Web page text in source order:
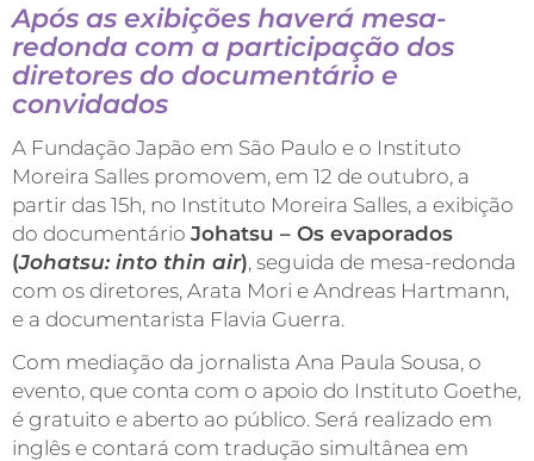
Após as exibições haverá mesa-
redonda com a participação dos
diretores do documentário e
convidados
A Fundação Japão em São Paulo e o Instituto
Moreira Salles promovem, em 12 de outubro, a
partir das 15h, no Instituto Moreira Salles, a exibição
do documentário Johatsu – Os evaporados
(Johatsu: into thin air), seguida de mesa-redonda
com os diretores, Arata Mori e Andreas Hartmann,
e a documentarista Flavia Guerra.
Com mediação da jornalista Ana Paula Sousa, o
evento, que conta com o apoio do Instituto Goethe,
é gratuito e aberto ao público. Será realizado em
inglês e contará com tradução simultânea em